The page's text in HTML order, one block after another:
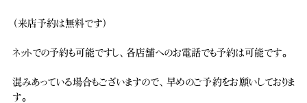
（来店予約は無料です）
ネットでの予約も可能ですし、各店舗へのお電話でも予約は可能です。
混みあっている場合もございますので、早めのご予約をお願いしておりま
す。